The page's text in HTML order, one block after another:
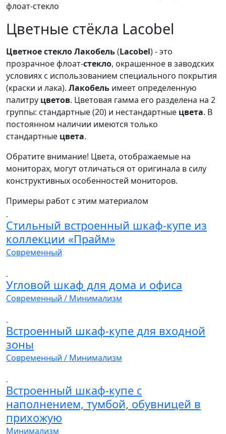
флоат-стекло
Цветные стёкла Lacobel
ЦветноестеклоЛакобель(Lacobel) - это
прозрачное флоат-стекло, окрашенное в заводских
условиях с использованием специального покрытия
(краски и лака). Лакобель имеет определенную
палитру цветов. Цветовая гамма его разделена на 2
группы: стандартные (20) и нестандартные цвета. В
постоянном наличии имеются только
стандартные цвета.
Обратите внимание! Цвета, отображаемые на
мониторах, могут отличаться от оригинала в силу
конструктивных особенностей мониторов.
Примеры работ с этим материалом
Стильный встроенный шкаф-купе из
коллекции «Прайм»
Современный
Угловой шкаф для дома и офиса
Современный / Минимализм
Встроенный шкаф-купе для входной
зоны
Современный / Минимализм
Встроенный шкаф-купе с
наполнением, тумбой, обувницей в
прихожую
Минимализм